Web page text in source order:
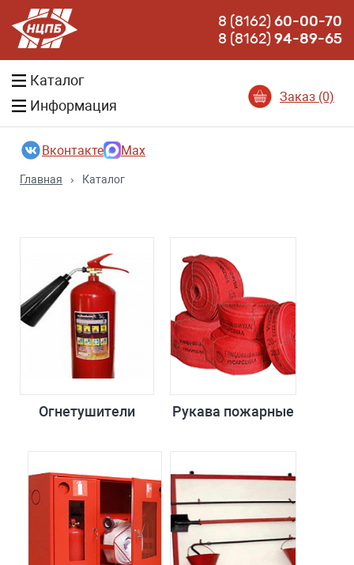
8 (8162)60-00-70
8 (8162)94-89-65
Каталог
Информация
Заказ (0)
Вконтакте Max
Главная › Каталог
Огнетушители Рукава пожарные